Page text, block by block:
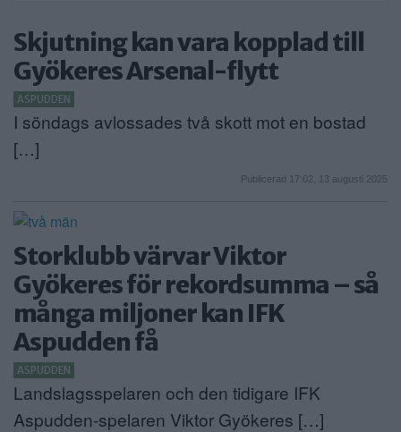
Skjutning kan vara kopplad till
Gyökeres Arsenal-flytt
ASPUDDEN
I söndags avlossades två skott mot en bostad
[…]
Publicerad 17:02, 13 augusti 2025
Storklubb värvar Viktor
Gyökeres för rekordsumma – så
många miljoner kan IFK
Aspudden få
ASPUDDEN
Landslagsspelaren och den tidigare IFK
Aspudden-spelaren Viktor Gyökeres […]